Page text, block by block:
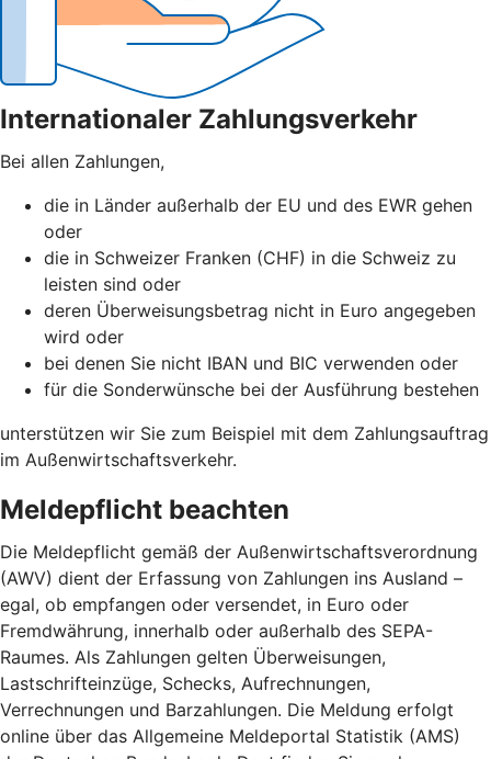
Internationaler Zahlungsverkehr
Bei allen Zahlungen,
die in Länder außerhalb der EU und des EWR gehen
oder
die in Schweizer Franken (CHF) in die Schweiz zu
leisten sind oder
deren Überweisungsbetrag nicht in Euro angegeben
wird oder
bei denen Sie nicht IBAN und BIC verwenden oder
für die Sonderwünsche bei der Ausführung bestehen
unterstützen wir Sie zum Beispiel mit dem Zahlungsauftrag
im Außenwirtschaftsverkehr.
Meldepflicht beachten
Die Meldepflicht gemäß der Außenwirtschaftsverordnung
(AWV) dient der Erfassung von Zahlungen ins Ausland –
egal, ob empfangen oder versendet, in Euro oder
Fremdwährung, innerhalb oder außerhalb des SEPA-
Raumes. Als Zahlungen gelten Überweisungen,
Lastschrifteinzüge, Schecks, Aufrechnungen,
Verrechnungen und Barzahlungen. Die Meldung erfolgt
online über das Allgemeine Meldeportal Statistik (AMS)